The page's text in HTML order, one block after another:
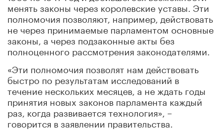
менять законы через королевские уставы. Эти
полномочия позволяют, например, действовать
не через принимаемые парламентом основные
законы, а через подзаконные акты без
полноценного рассмотрения законодателями.
«Эти полномочия позволят нам действовать
быстро по результатам исследований в
течение нескольких месяцев, а не ждать годы
принятия новых законов парламента каждый
раз, когда развивается технология», –
говорится в заявлении правительства.